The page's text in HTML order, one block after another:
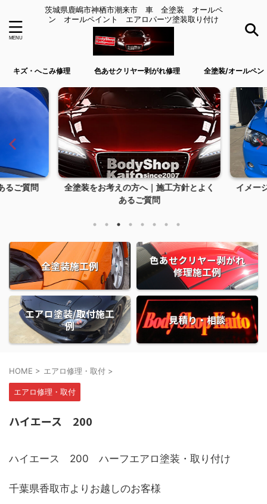
茨城県鹿嶋市神栖市潮来市 車 全塗装 オールペ
ン オールペイント エアロパーツ塗装取り付け
キズ・へこみ修理 色あせクリヤー剥がれ修理 全塗装/オールペン
ご質問
全塗装をお考えの方へ｜施工方針とよく
あるご質問
イメー
全塗装施工例
色あせクリヤー剥がれ
修理施工例
エアロ塗装/取付施工
例
見積り・相談
HOME > エアロ修理・取付 >
エアロ修理・取付
ハイエース 200
ハイエース 200 ハーフエアロ塗装・取り付け
千葉県香取市よりお越しのお客様